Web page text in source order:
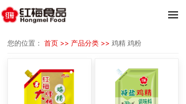
您的位置： 首页 >> 产品分类 >> 鸡精 鸡粉